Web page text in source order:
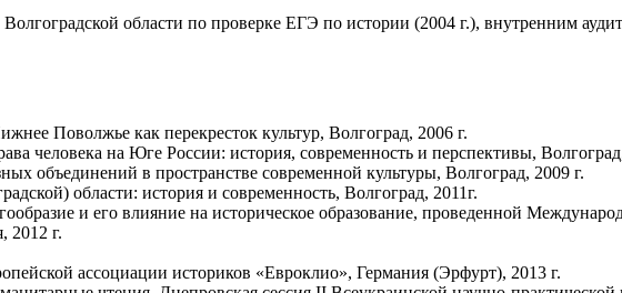
области по проверке ЕГЭ по истории (2004 г.), внутренним
Поволжье как перекресток культур, Волгоград, 2006 г.
человека на Юге России: история, современность и перспективы,
объединений в пространстве современной культуры, Волгоград, 2009 г.
области: история и современность, Волгоград, 2011г.
и его влияние на историческое образование, проведенной
2012 г.
ассоциации историков «Евроклио», Германия (Эрфурт), 2013 г.